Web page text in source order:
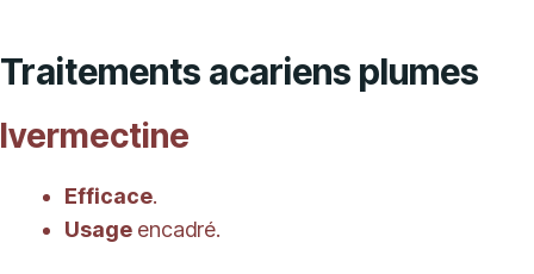
Traitements acariens plumes
Ivermectine
Efficace.
Usage encadré.